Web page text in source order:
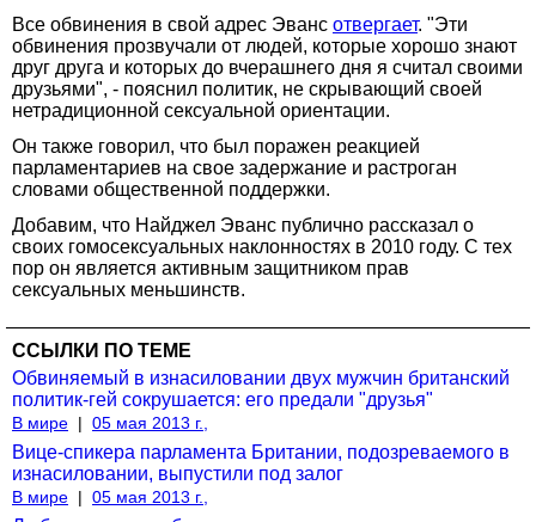
Все обвинения в свой адрес Эванс отвергает. "Эти
обвинения прозвучали от людей, которые хорошо знают
друг друга и которых до вчерашнего дня я считал своими
друзьями", - пояснил политик, не скрывающий своей
нетрадиционной сексуальной ориентации.
Он также говорил, что был поражен реакцией
парламентариев на свое задержание и растроган
словами общественной поддержки.
Добавим, что Найджел Эванс публично рассказал о
своих гомосексуальных наклонностях в 2010 году. С тех
пор он является активным защитником прав
сексуальных меньшинств.
ССЫЛКИ ПО ТЕМЕ
Обвиняемый в изнасиловании двух мужчин британский
политик-гей сокрушается: его предали "друзья"
В мире | 05 мая 2013 г.,
Вице-спикера парламента Британии, подозреваемого в
изнасиловании, выпустили под залог
В мире | 05 мая 2013 г.,